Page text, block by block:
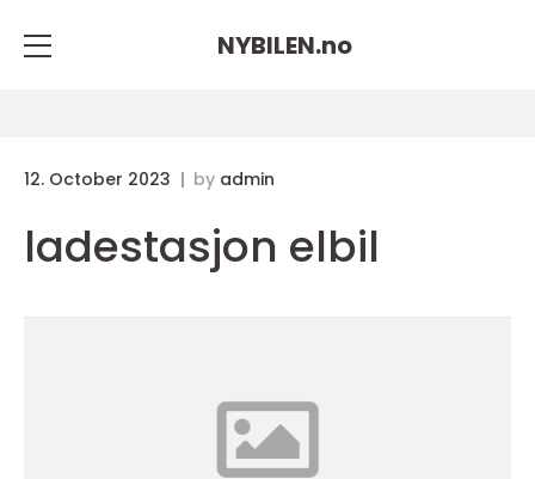
NYBILEN.no
12. October 2023 by admin
ladestasjon elbil